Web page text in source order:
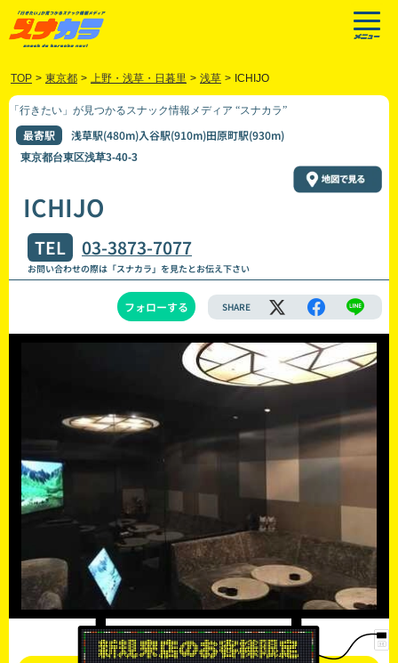
TOP > 東京都 > 上野・浅草・日暮里 > 浅草 > ICHIJO
「行きたい」が見つかるスナック情報メディア “スナカラ”
最寄駅 浅草駅(480m)入谷駅(910m)田原町駅(930m)
東京都台東区浅草3-40-3
ICHIJO
TEL 03-3873-7077
お問い合わせの際は「スナカラ」を見たとお伝え下さい
フォローする SHARE